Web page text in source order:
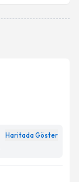
Haritada Göster